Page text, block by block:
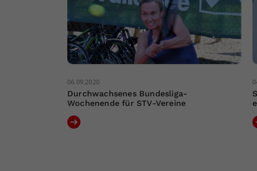
06.09.2020
Durchwachsenes Bundesliga-
Wochenende für STV-Vereine